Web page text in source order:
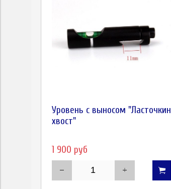
Уровень с выносом "Ласточкин
хвост"
1 900 руб